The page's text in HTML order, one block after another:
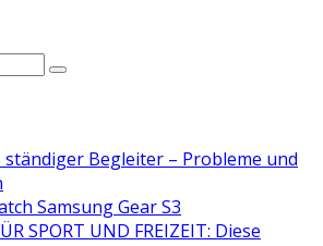
ständiger Begleiter – Probleme und
Samsung Gear S3
SPORT UND FREIZEIT: Diese